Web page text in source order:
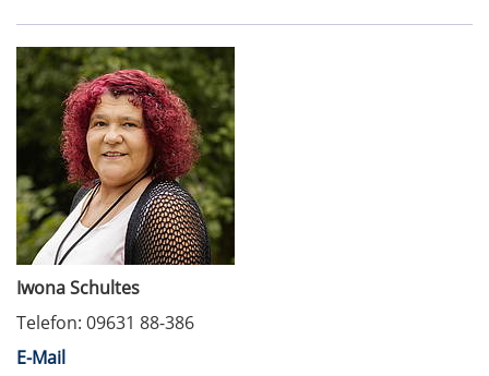
Iwona Schultes
Telefon: 09631 88-386
E-Mail